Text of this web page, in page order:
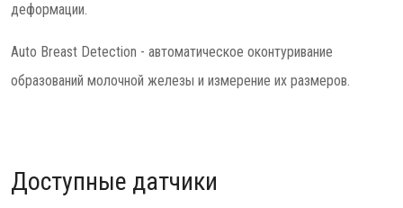
деформации.
Auto Breast Detection - автоматическое оконтуривание
образований молочной железы и измерение их размеров.
Доступные датчики